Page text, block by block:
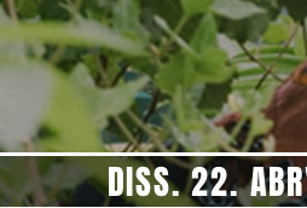
DISS. 22.